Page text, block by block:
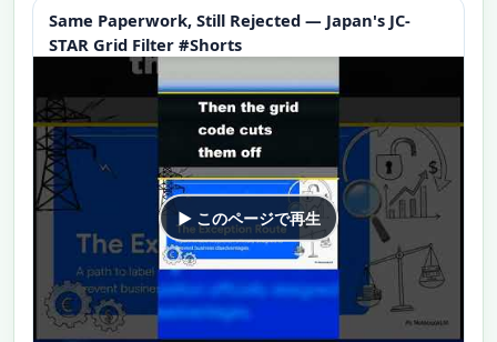
Same Paperwork, Still Rejected — Japan's JC-
STAR Grid Filter #Shorts
▶ このページで再生